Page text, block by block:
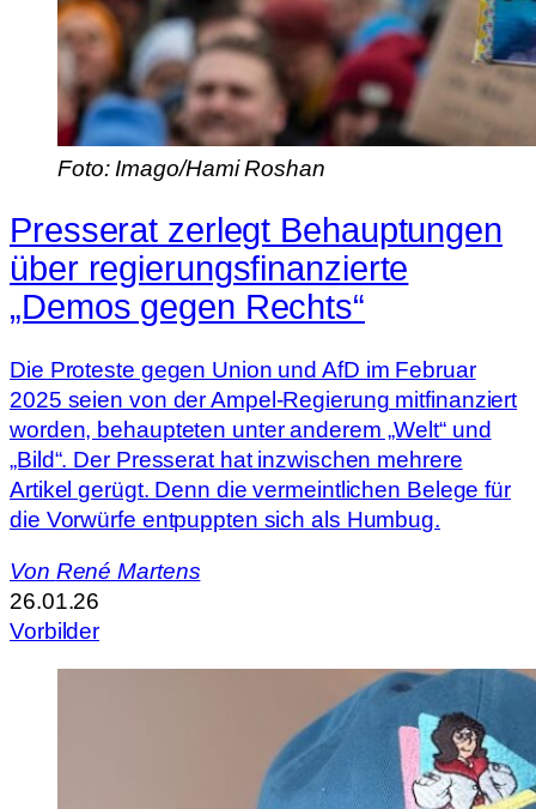
Foto: Imago/Hami Roshan
Presserat zerlegt Behauptungen
über regierungsfinanzierte
„Demos gegen Rechts“
Die Proteste gegen Union und AfD im Februar
2025 seien von der Ampel-Regierung mitfinanziert
worden, behaupteten unter anderem „Welt“ und
„Bild“. Der Presserat hat inzwischen mehrere
Artikel gerügt. Denn die vermeintlichen Belege für
die Vorwürfe entpuppten sich als Humbug.
Von René Martens
26.01.26
Vorbilder